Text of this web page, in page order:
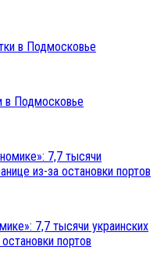
в Подмосковье
7,7 тысячи украинских
портов